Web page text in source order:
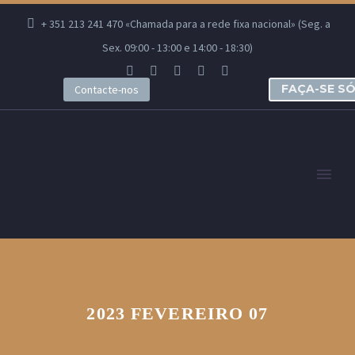
+ 351 213 241 470 «Chamada para a rede fixa nacional» (Seg. a
Sex. 09:00 - 13:00 e 14:00 - 18:30)
Contacte-nos FAÇA-SE
2023 FEVEREIRO 07